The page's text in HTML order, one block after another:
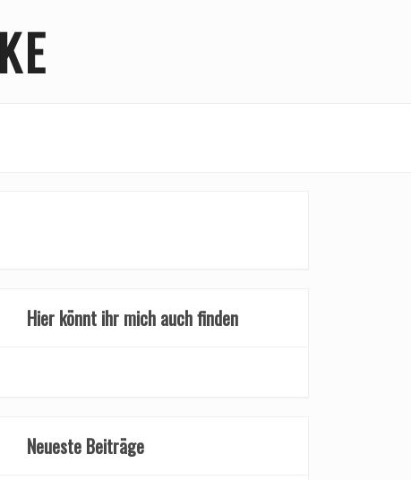
Hier könnt ihr mich auch finden
Neueste Beiträge